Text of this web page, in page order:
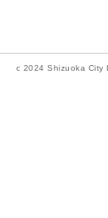
c 2024 Shizuoka City